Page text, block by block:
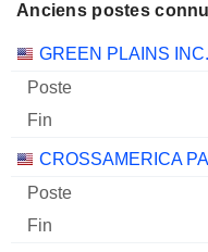
Anciens postes
Sociétés Poste Fin
GREEN PLAINS INC.
CROSSAMERICA